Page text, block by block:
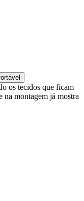
os tecidos que ficam
na montagem já mostra